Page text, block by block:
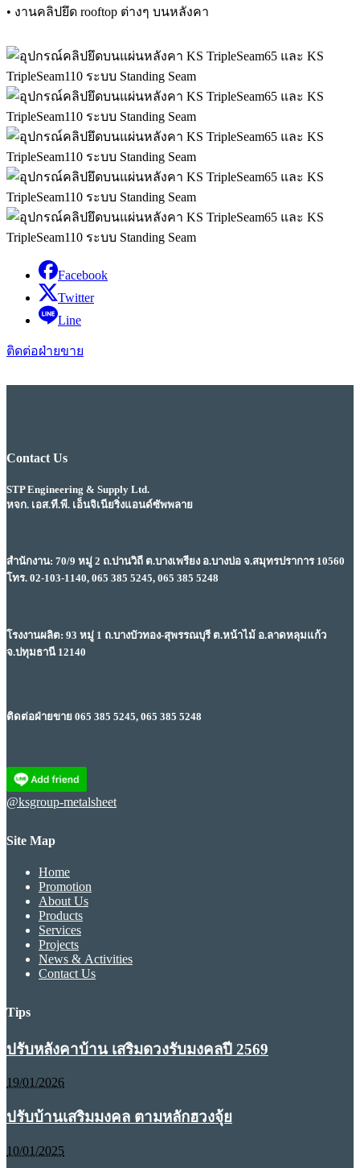
• งานคลิปยึด rooftop ต่างๆ บนหลังคา
Facebook
Twitter
Line
ติดต่อฝ่ายขาย
Contact Us
STP Engineering & Supply Ltd.
หจก. เอส.ที.พี. เอ็นจิเนียริ่งแอนด์ซัพพลาย
สำนักงาน: 70/9 หมู่ 2 ถ.ปานวิถี ต.บางเพรียง อ.บางบ่อ จ.สมุทรปราการ 10560
โทร. 02-103-1140, 065 385 5245, 065 385 5248
โรงงานผลิต: 93 หมู่ 1 ถ.บางบัวทอง-สุพรรณบุรี ต.หน้าไม้ อ.ลาดหลุมแก้ว
จ.ปทุมธานี 12140
ติดต่อฝ่ายขาย 065 385 5245, 065 385 5248
@ksgroup-metalsheet
Site Map
Home
Promotion
About Us
Products
Services
Projects
News & Activities
Contact Us
Tips
ปรับหลังคาบ้าน เสริมดวงรับมงคลปี 2569
19/01/2026
ปรับบ้านเสริมมงคล ตามหลักฮวงจุ้ย
10/01/2025